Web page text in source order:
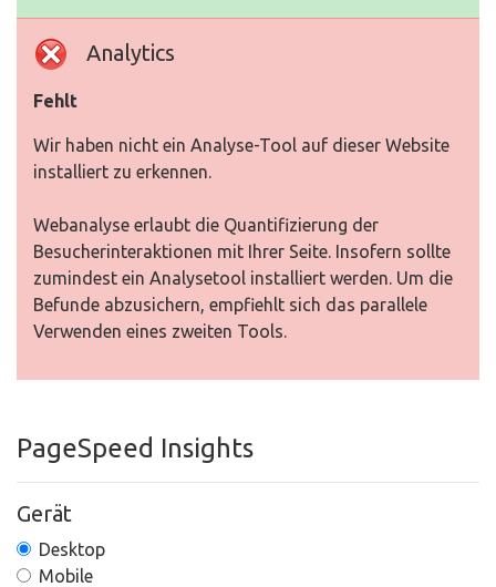
Analytics
Fehlt
Wir haben nicht ein Analyse-Tool auf dieser Website
installiert zu erkennen.
Webanalyse erlaubt die Quantifizierung der
Besucherinteraktionen mit Ihrer Seite. Insofern sollte
zumindest ein Analysetool installiert werden. Um die
Befunde abzusichern, empfiehlt sich das parallele
Verwenden eines zweiten Tools.
PageSpeed Insights
Gerät
Desktop
Mobile